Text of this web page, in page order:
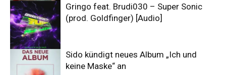
Gringo feat. Brudi030 – Super Sonic
(prod. Goldfinger) [Audio]
Sido kündigt neues Album „Ich und
keine Maske“ an